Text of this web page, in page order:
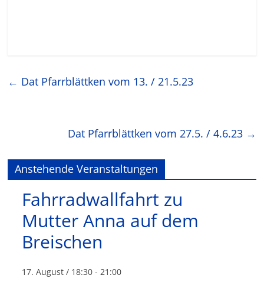
← Dat Pfarrblättken vom 13. / 21.5.23
Dat Pfarrblättken vom 27.5. / 4.6.23 →
Anstehende Veranstaltungen
Fahrradwallfahrt zu
Mutter Anna auf dem
Breischen
17. August / 18:30 - 21:00